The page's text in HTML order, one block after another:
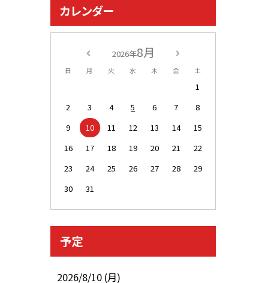
カレンダー
2026年8月
日 月 火 水 木 金 土
1
2
3 4 5 6 7
8
9
10 11 12 13 14
15
16
17 18 19 20 21
22
23
24 25 26 27 28
29
30
31
予定
2026/8/10 (月)